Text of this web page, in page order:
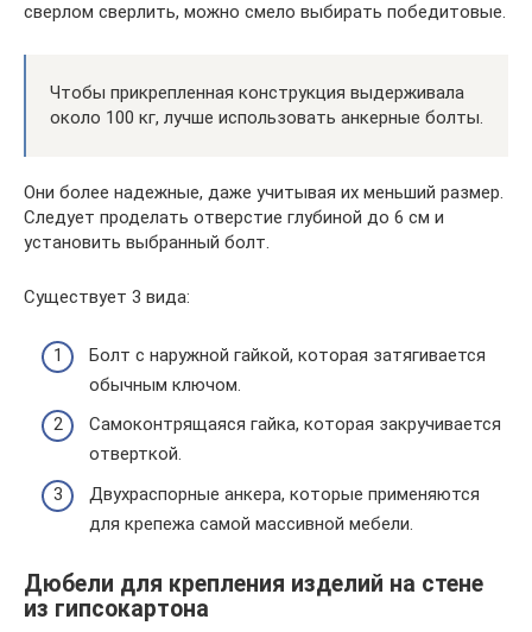
сверлом сверлить, можно смело выбирать победитовые.
Чтобы прикрепленная конструкция выдерживала
около 100 кг, лучше использовать анкерные болты.
Они более надежные, даже учитывая их меньший размер.
Следует проделать отверстие глубиной до 6 см и
установить выбранный болт.
Существует 3 вида:
Болт с наружной гайкой, которая затягивается
обычным ключом.
Самоконтрящаяся гайка, которая закручивается
отверткой.
Двухраспорные анкера, которые применяются
для крепежа самой массивной мебели.
Дюбели для крепления изделий на стене
из гипсокартона